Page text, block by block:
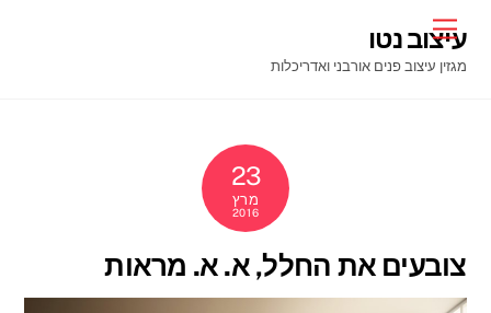
content
Menu
עיצוב נטו
מגזין עיצוב פנים אורבני ואדריכלות
23
מרץ
2016
צובעים את החלל, א. א. מראות